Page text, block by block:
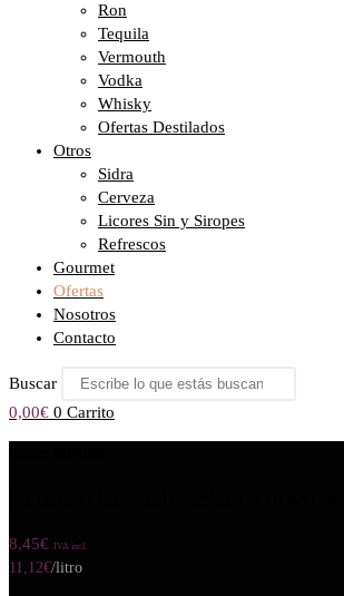
Ron
Tequila
Vermouth
Vodka
Whisky
Ofertas Destilados
Otros
Sidra
Cerveza
Licores Sin y Siropes
Refrescos
Gourmet
Ofertas
Nosotros
Contacto
Buscar
0,00€ 0 Carrito
8,45€ IVA incl.
11,12€/litro